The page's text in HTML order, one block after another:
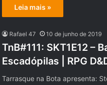
Leia mais »
Rafael 47 10 de junho de 2019
TnB#111: SKT1E12 –
Escadópilas | RPG
Tarrasque na Bota apresenta: